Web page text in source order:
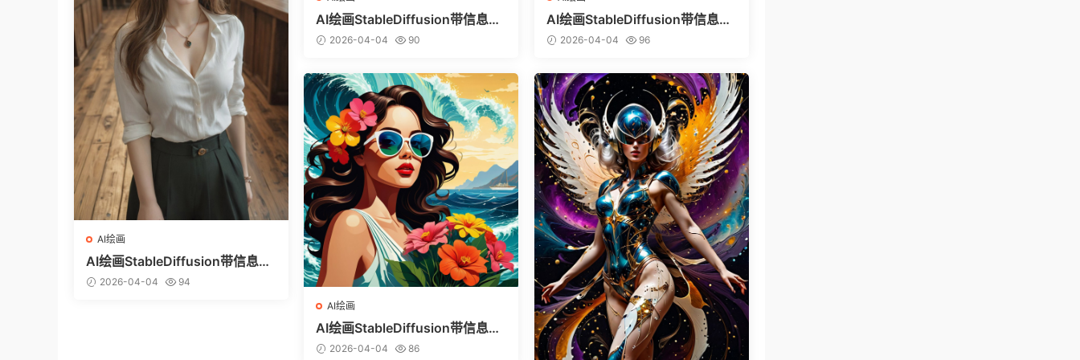
AI绘画StableDiffusion带信息样
图（civitai.com网站精选）-巨鳄
2026-04-04 90
AI绘画StableDiffusion带信息样
图（civitai.com网站精选）-金发
2026-04-04 96
AI绘画
AI绘画StableDiffusion带信息样
图（civitai.com网站精选）-白衬
2026-04-04 94
AI绘画
AI绘画StableDiffusion带信息样
图（civitai.com网站精选）-热带
2026-04-04 86